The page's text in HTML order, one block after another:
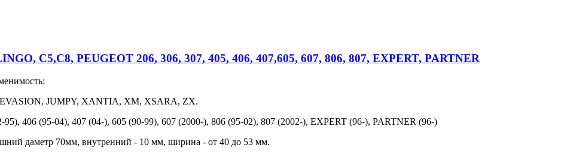
C5,C8, PEUGEOT 206, 306, 307, 405, 406, 407,605, 607, 806, 807, EXPERT, PARTNER
JUMPY, XANTIA, XM, XSARA, ZX.
406 (95-04), 407 (04-), 605 (90-99), 607 (2000-), 806 (95-02), 807 (2002-), EXPERT (96-), PARTNER (96-)
даметр 70мм, внутренний - 10 мм, ширина - от 40 до 53 мм.